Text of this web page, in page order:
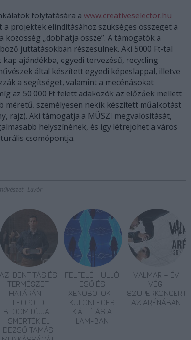
folytatására a www.creativeselector.hu
projektek elindításához szükséges összeget a
közösség „dobhatja össze”. A támogatók a
juttatásokban részesülnek. Aki 5000 Ft-tal
ajándékba, egyedi tervezésű, recycling
által készített egyedi képeslappal, illetve
a segítséget, valamint a mecénásokat
az 50 000 Ft felett adakozók az előzőek mellett
méretű, személyesen nekik készített műalkotást
rajz). Aki támogatja a MÜSZI megvalósítását,
helyszínének, és így létrejöhet a város
csomópontja.
Lavór
AZ IDENTITÁS ÉS
TERMÉSZET
HATÁRÁN –
LEOPOLD
BLOOM DÍJJAL
ISMERTÉK EL
DEZSŐ TAMÁS
FELFELÉ HULLÓ
ESŐ ÉS
XENOBOTOK –
KÜLÖNLEGES
KIÁLLÍTÁS A
LAM-BAN
VALMAR – ÉV
VÉGI
SZUPERKONCERT
AZ ARÉNÁBAN